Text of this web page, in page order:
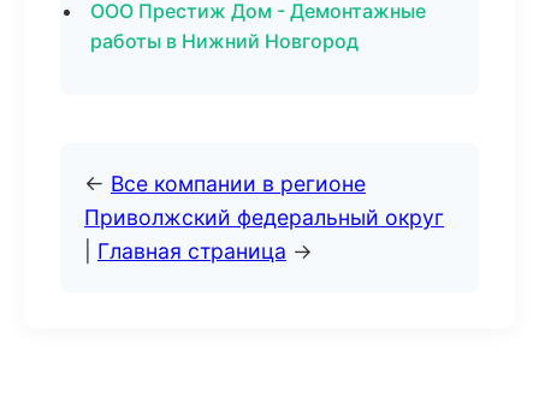
ООО Престиж Дом - Демонтажные
работы в Нижний Новгород
← Все компании в регионе
Приволжский федеральный округ
Главная страница →